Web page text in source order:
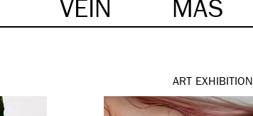
VEIN MÁS
ART EXHIBITION